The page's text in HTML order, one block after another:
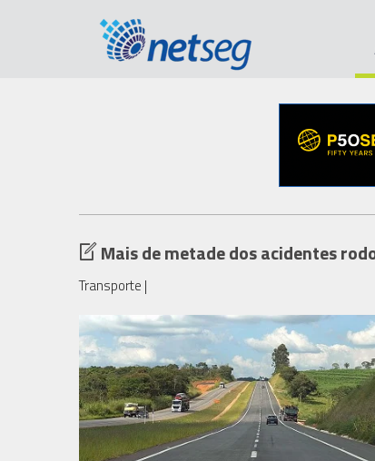
Mais de metade dos acidentes
Transporte |